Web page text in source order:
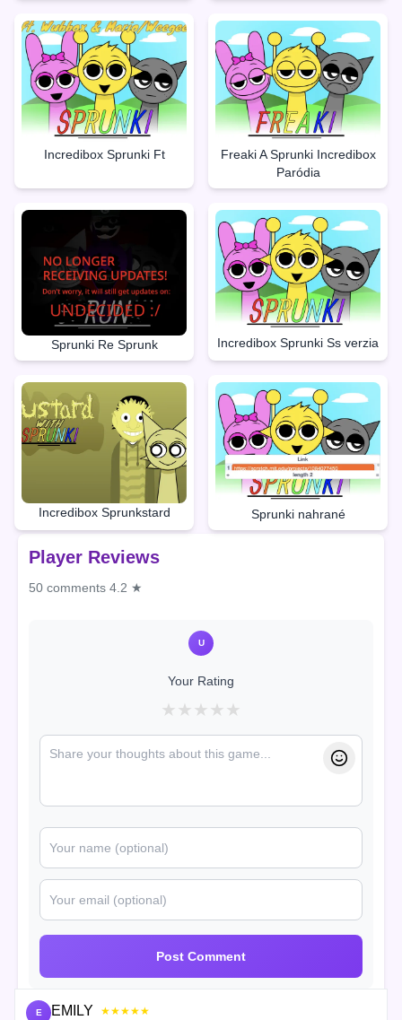
Incredibox Sprunki Ft
Freaki A Sprunki Incredibox
Paródia
Sprunki Re Sprunk Incredibox Sprunki Ss verzia
Incredibox Sprunkstard Sprunki nahrané
Player Reviews
50 comments 4.2 ★
U
Your Rating
★ ★ ★ ★ ★
Post Comment
E EMILY ★★★★★